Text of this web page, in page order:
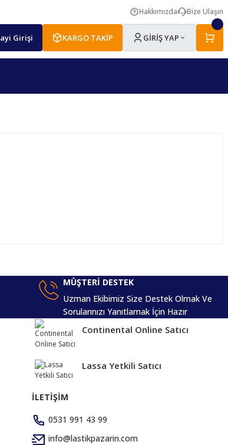
Hakkımızda Bize Ulaşın
Girişi KARGO TAKİP GİRİŞ YAP
MÜŞTERİ DESTEK
Uzman Ekibimiz Size Destek Olmak Ve
Sorularınızı Yanıtlamak İçin Hazır
Continental Online Satıcı
Lassa Yetkili Satıcı
İLETİŞİM
0531 991 43 99
info@lastikpazarin.com